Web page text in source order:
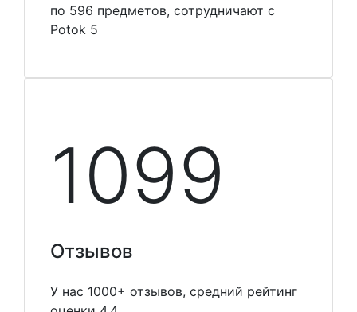
по 596 предметов, сотрудничают с
Potok 5
1099
Отзывов
У нас 1000+ отзывов, средний рейтинг